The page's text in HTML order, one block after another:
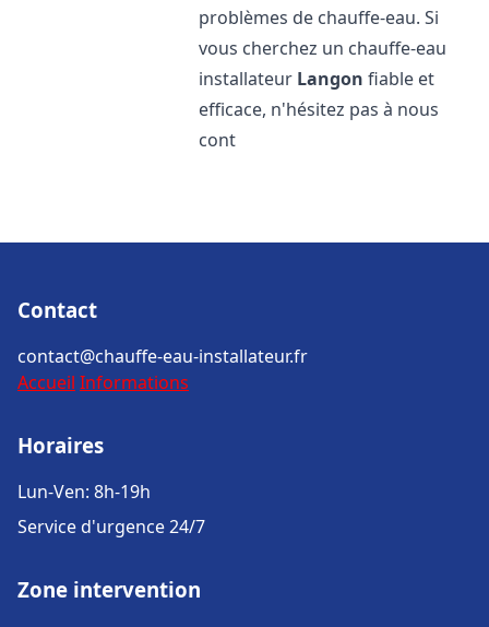
problèmes de chauffe-eau. Si
vous cherchez un chauffe-eau
installateur Langon fiable et
efficace, n'hésitez pas à nous
cont
Contact
contact@chauffe-eau-installateur.fr
Accueil Informations
Horaires
Lun-Ven: 8h-19h
Service d'urgence 24/7
Zone intervention